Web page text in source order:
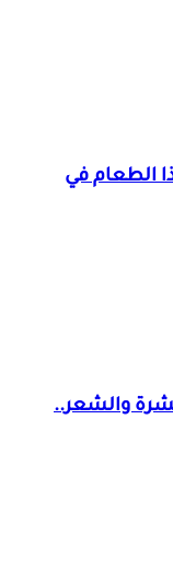
الطعام في
والشعر..